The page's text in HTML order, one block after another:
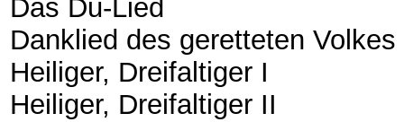
Das Du-Lied
Danklied des geretteten Volkes
Heiliger, Dreifaltiger I
Heiliger, Dreifaltiger II